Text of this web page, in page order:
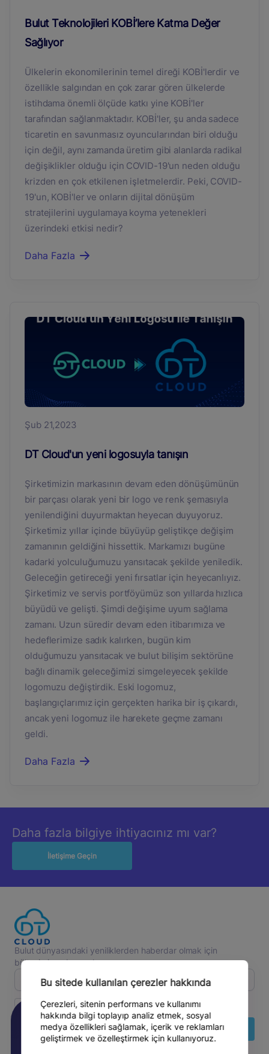
Bulut Teknolojileri KOBİ’lere Katma Değer
Sağlıyor
Ülkelerin ekonomilerinin temel direği KOBİ'lerdir ve
özellikle salgından en çok zarar gören ülkelerde
istihdama önemli ölçüde katkı yine KOBİ'ler
tarafından sağlanmaktadır. KOBİ'ler, şu anda sadece
ticaretin en savunmasız oyuncularından biri olduğu
için değil, aynı zamanda üretim gibi alanlarda radikal
değişiklikler olduğu için COVID-19'un neden olduğu
krizden en çok etkilenen işletmelerdir. Peki, COVID-
19'un, KOBİ'ler ve onların dijital dönüşüm
stratejilerini uygulamaya koyma yetenekleri
üzerindeki etkisi nedir?
Daha Fazla
Şub 21,2023
DT Cloud'un yeni logosuyla tanışın
Şirketimizin markasının devam eden dönüşümünün
bir parçası olarak yeni bir logo ve renk şemasıyla
yenilendiğini duyurmaktan heyecan duyuyoruz.
Şirketimiz yıllar içinde büyüyüp geliştikçe değişim
zamanının geldiğini hissettik. Markamızı bugüne
kadarki yolculuğumuzu yansıtacak şekilde yeniledik.
Geleceğin getireceği yeni fırsatlar için heyecanlıyız.
Şirketimiz ve servis portföyümüz son yıllarda hızlıca
büyüdü ve gelişti. Şimdi değişime uyum sağlama
zamanı. Uzun süredir devam eden itibarımıza ve
hedeflerimize sadık kalırken, bugün kim
olduğumuzu yansıtacak ve bulut bilişim sektörüne
bağlı dinamik geleceğimizi simgeleyecek şekilde
logomuzu değiştirdik. Eski logomuz,
başlangıçlarımız için gerçekten harika bir iş çıkardı,
ancak yeni logomuz ile harekete geçme zamanı
geldi.
Daha Fazla
Daha fazla bilgiye ihtiyacınız mı var?
İletişime Geçin
Bulut dünyasındaki yeniliklerden haberdar olmak için
bültenimize abone olun.
Ticari email almayı kabul ediyorum.
Abone Ol
KOBİ’lerde Rekabetin
Adresi Bulut Oldu: DT...
Haber
Bu sitede kullanılan çerezler hakkında
Çerezleri, sitenin performans ve kullanımı
hakkında bilgi toplayıp analiz etmek, sosyal
medya özellikleri sağlamak, içerik ve reklamları
geliştirmek ve özelleştirmek için kullanıyoruz.